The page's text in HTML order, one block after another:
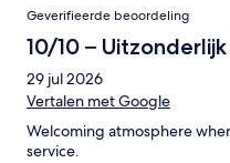
Geverifieerde beoordeling
10/10 – Uitzonderlijk
29 jul 2026
Vertalen met Google
Welcoming atmosphere
service.